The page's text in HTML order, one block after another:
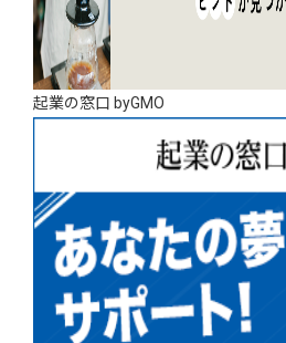
起業の窓口 byGMO